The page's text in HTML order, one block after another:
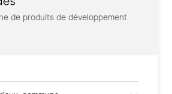
de produits de développement